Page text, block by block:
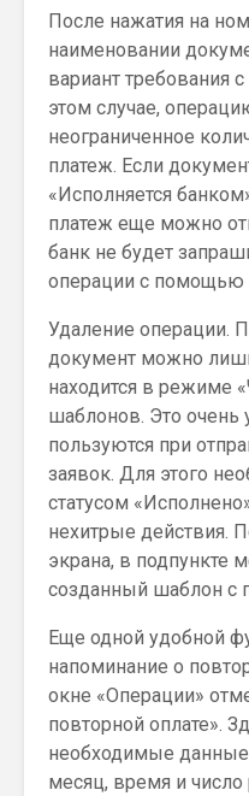
После нажатия на
наименовании
вариант требования
этом случае,
неограниченное
платеж. Если
«Исполняется
платеж еще можно
банк не будет
операции с помощью
Удаление операции.
документ можно
находится в режиме
шаблонов. Это очень
пользуются при
заявок. Для этого
статусом
нехитрые действия.
экрана, в подпункте
созданный шаблон с
Еще одной удобной
напоминание о
окне «Операции»
повторной оплате».
необходимые данные
месяц, время и число